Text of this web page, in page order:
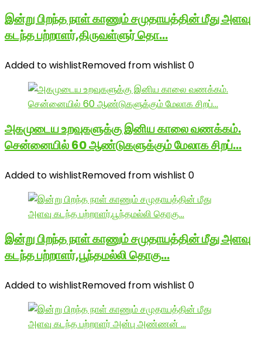
இன்று பிறந்த நாள் காணும் சமுதாயத்தின் மீது அளவு
கடந்த பற்றாளர்,திருவள்ளுர் தொ…
Added to wishlistRemoved from wishlist 0
அகமுடைய உறவுகளுக்கு இனிய காலை வணக்கம்.
சென்னையில் 60 ஆண்டுகளுக்கும் மேலாக சிறப்…
Added to wishlistRemoved from wishlist 0
இன்று பிறந்த நாள் காணும் சமுதாயத்தின் மீது அளவு
கடந்த பற்றாளர்,பூந்தமல்லி தொகு…
Added to wishlistRemoved from wishlist 0